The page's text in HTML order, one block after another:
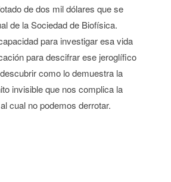
de dos mil dólares que se
de la Sociedad de Biofísica.
para investigar esa vida
para descifrar ese jeroglífico
como lo demuestra la
invisible que nos complica la
cual no podemos derrotar.